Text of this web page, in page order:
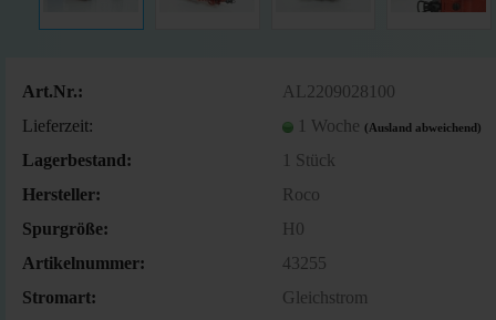
Art.Nr.:
AL2209028100
Lieferzeit:
1 Woche (Ausland abweichend)
Lagerbestand: 1 Stück
Hersteller:
Roco
Spurgröße:
H0
Artikelnummer:
43255
Stromart:
Gleichstrom